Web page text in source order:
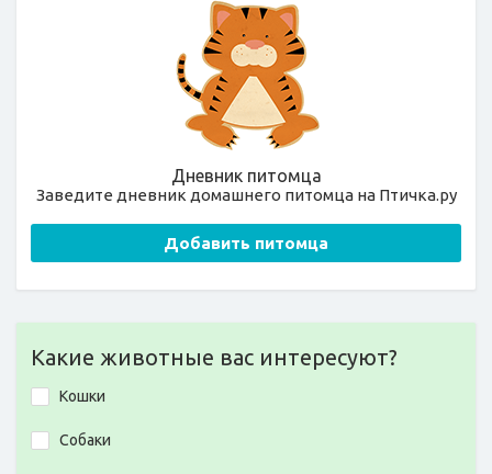
Дневник питомца
Заведите дневник домашнего питомца на Птичка.ру
Добавить питомца
Какие животные вас интересуют?
Кошки
Собаки